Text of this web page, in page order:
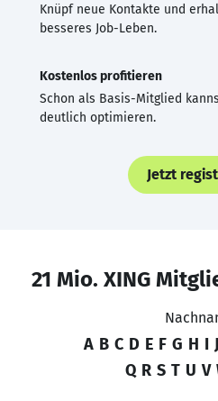
Knüpf neue Kontakte und
besseres Job-Leben.
Kostenlos profitieren
Schon als Basis-Mitglied
deutlich optimieren.
Jetzt
21 Mio. XING
A B C D E F G H I J
Q R S T U V